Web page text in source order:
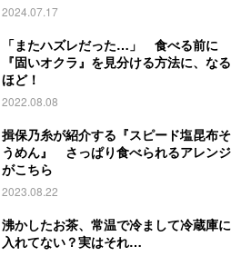
2024.07.17
「またハズレだった…」 食べる前に
『固いオクラ』を見分ける方法に、なる
ほど！
2022.08.08
揖保乃糸が紹介する『スピード塩昆布そ
うめん』 さっぱり食べられるアレンジ
がこちら
2023.08.22
沸かしたお茶、常温で冷まして冷蔵庫に
入れてない？実はそれ…